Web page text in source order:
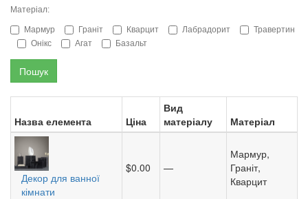
Матеріал:
Мармур Граніт Кварцит Лабрадорит
Травертин
Онікс
Агат Базальт
Пошук
Назва елемента Ціна
Вид
матеріалу
Матеріал
Декор для ванної
кімнати
$0.00 —
Мармур,
Граніт,
Кварцит